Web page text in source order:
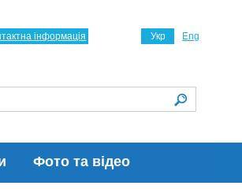
Фото та відео
Укр Eng
інформація